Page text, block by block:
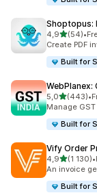
Shoptopus:
4,9z 5 hvězd
(54)
Celkový •
Create PDF
Built for
WebPlanex:
5,0z 5 hvězd
(443)
Celkový •
Manage
Built for
Vify Order
4,9z 5 hvězd
(1 130)
Celkový •
An invoice
Built for